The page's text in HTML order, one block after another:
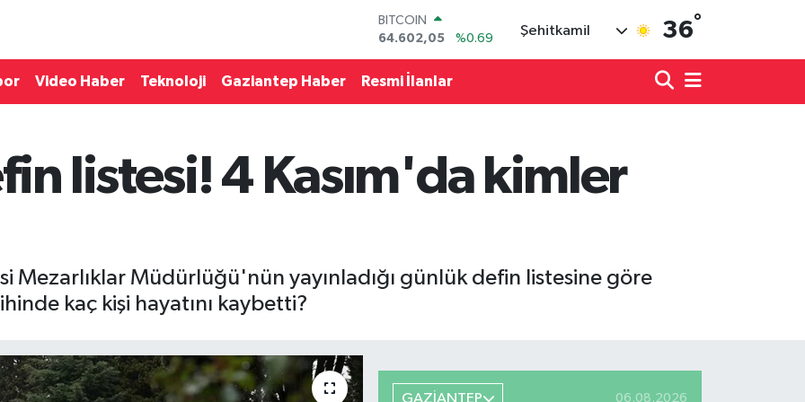
DOLAR
47,5986
%0.06
EURO
55,0700
BİST100
13.768
%48
Şehitkamil 36°
Video Haber Teknoloji Gaziantep Haber Resmi İlanlar
listesi! 4 Kasım'da kimler
Mezarlıklar Müdürlüğü'nün yayınladığı günlük defin listesine göre
kaç kişi hayatını kaybetti?
GAZİANTEP 06.08.2026